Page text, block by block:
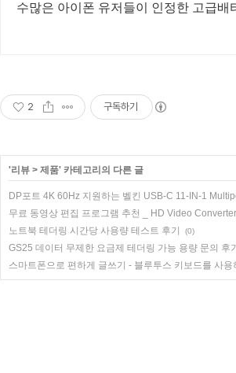
수많은 아이폰 유저들이 인정한 고급
2 구독하기
'리뷰> 제품' 카테고리의 다른 글
DP포트 4K 60Hz 지원하는 벨킨 USB-C 11-IN-1
무료 동영상 편집 프로그램 추천 _ HD Video
노트북 테더링 시간당 사용량 테스트 후기 (0)
GS25 데이터 무제한 요금제 테더링 가능 용량 문의 후기
스마트폰으로 편하게 글쓰기 - 블루투스 키보드를 사용